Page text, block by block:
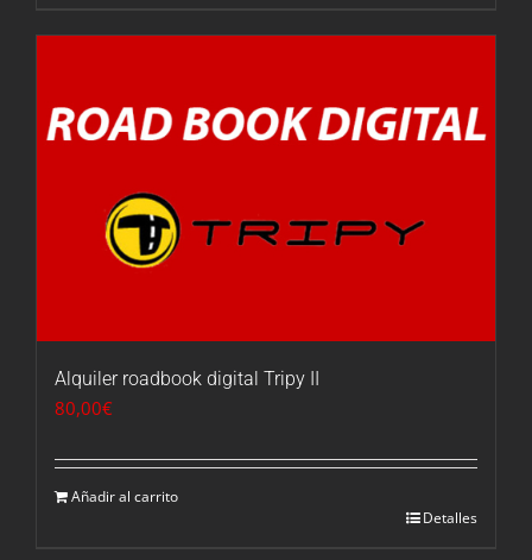
Alquiler roadbook digital Tripy II
80,00€
Añadir al carrito
Detalles